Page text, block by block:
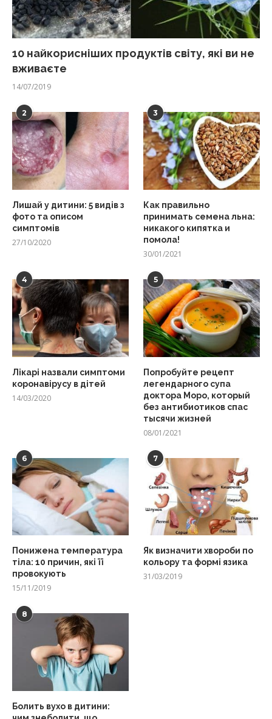
10 найкорисніших продуктів світу, які ви не
вживаєте
14/07/2019
2
Лишай у дитини: 5 видів з
фото та описом
симптомів
27/10/2020
3
Как правильно
принимать семена льна:
никакого кипятка и
помола!
30/01/2021
4
Лікарі назвали симптоми
коронавірусу в дітей
14/03/2020
5
Попробуйте рецепт
легендарного супа
доктора Моро, который
без антибиотиков спас
тысячи жизней
08/01/2021
6
Понижена температура
тіла: 10 причин, які її
провокують
15/11/2019
7
Як визначити хвороби по
кольору та формі язика
31/03/2019
8
Болить вухо в дитини: